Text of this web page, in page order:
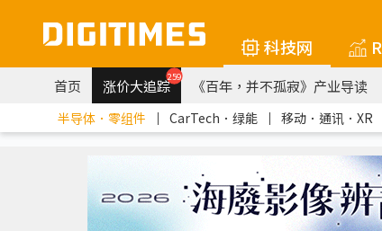
科技网
首页 涨价大追踪259 《百年，并不孤寂》产业导读
半导体．零组件 ｜ CarTech．绿能 ｜ 移动．通讯．XR